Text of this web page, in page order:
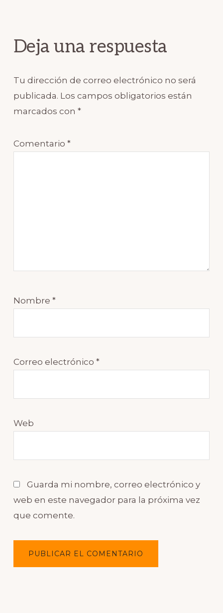
Deja una respuesta
Tu dirección de correo electrónico no será
publicada. Los campos obligatorios están
marcados con *
Comentario *
Nombre *
Correo electrónico *
Web
Guarda mi nombre, correo electrónico y
web en este navegador para la próxima vez
que comente.